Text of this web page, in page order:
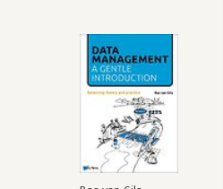
Data Management:
a gentle
introduction